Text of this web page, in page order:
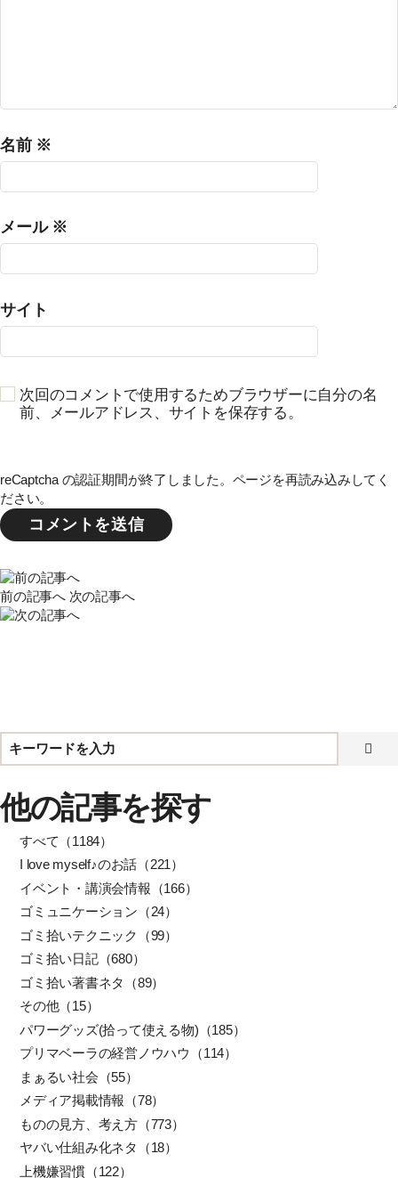
名前 ※
メール ※
サイト
次回のコメントで使用するためブラウザーに自分の名
前、メールアドレス、サイトを保存する。
reCaptcha の認証期間が終了しました。ページを再読み込みしてく
ださい。
前の記事へ 次の記事へ
他の記事を探す
すべて（1184）
I love myself♪のお話（221）
イベント・講演会情報（166）
ゴミュニケーション（24）
ゴミ拾いテクニック（99）
ゴミ拾い日記（680）
ゴミ拾い著書ネタ（89）
その他（15）
パワーグッズ(拾って使える物)（185）
プリマベーラの経営ノウハウ（114）
まぁるい社会（55）
メディア掲載情報（78）
ものの見方、考え方（773）
ヤバい仕組み化ネタ（18）
上機嫌習慣（122）